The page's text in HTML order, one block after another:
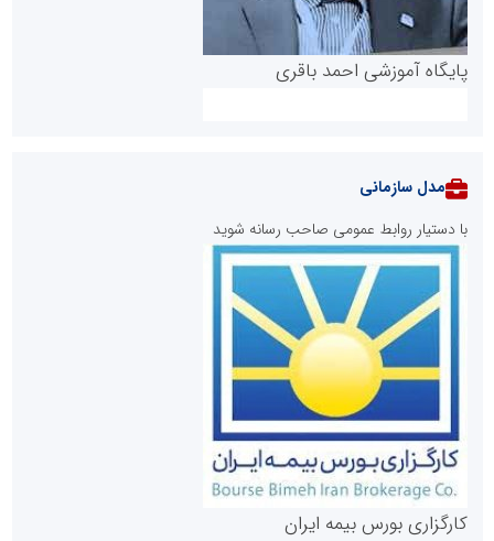
پایگاه آموزشی احمد باقری
روابط عمومی خبرگزاری گزارش خبر
مدل سازمانی
با دستیار روابط عمومی صاحب رسانه شوید
کارگزاری بورس بیمه ایران